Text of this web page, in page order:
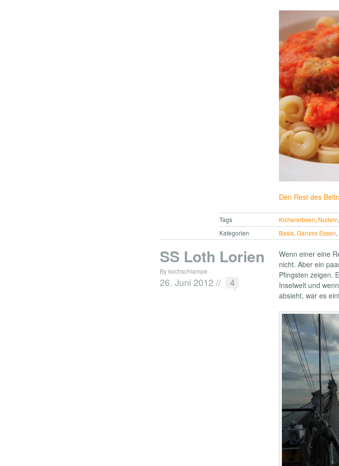
Den Rest des
Tags Kichererbsen, Nudeln
Kategorien
Basis,Ganzes Essen,
SS Loth Lorien
By kochschlampe
26. Juni 2012 // 4
Wenn einer eine
nicht. Aber ein
Pfingsten zeigen.
Inselwelt und
absieht, war es